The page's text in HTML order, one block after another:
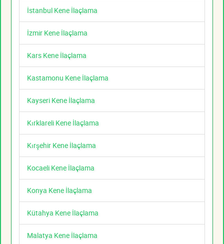
İstanbul Kene İlaçlama
İzmir Kene İlaçlama
Kars Kene İlaçlama
Kastamonu Kene İlaçlama
Kayseri Kene İlaçlama
Kırklareli Kene İlaçlama
Kırşehir Kene İlaçlama
Kocaeli Kene İlaçlama
Konya Kene İlaçlama
Kütahya Kene İlaçlama
Malatya Kene İlaçlama